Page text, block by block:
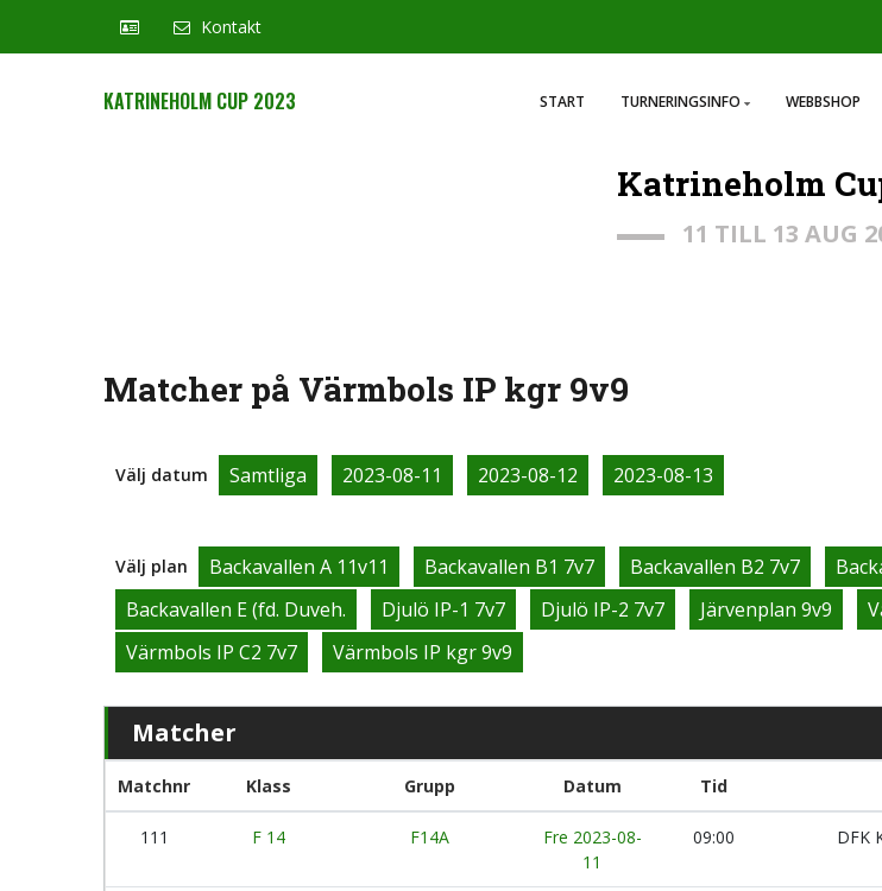
Kontakt
KATRINEHOLM CUP 2023 START TURNERINGSINFO WEBBSHOP
Katrineholm
11 TILL 13 AUG
Matcher på Värmbols IP kgr 9v9
Välj datum Samtliga 2023-08-11 2023-08-12 2023-08-13
Välj plan Backavallen A 11v11 Backavallen B1 7v7 Backavallen B2 7v7
Backavallen E (fd. Duveh.
Djulö IP-1 7v7 Djulö IP-2 7v7 Järvenplan 9v9
Värmbols IP C2 7v7
Värmbols IP kgr 9v9
Matcher
Matchnr Klass Grupp Datum Tid
111 F 14 F14A
Fre 2023-08-
11
09:00 DFK